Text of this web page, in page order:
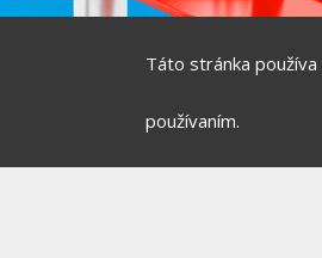
Táto stránka používa
používaním.